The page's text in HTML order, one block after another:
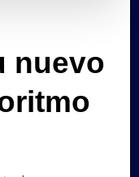
nuevo